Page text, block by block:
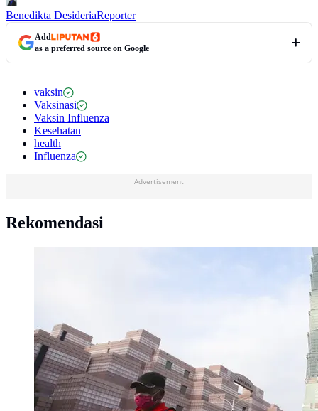
Benedikta DesideriaReporter
Add
as a preferred source on Google
vaksin
Vaksinasi
Vaksin Influenza
Kesehatan
health
Influenza
Advertisement
Rekomendasi